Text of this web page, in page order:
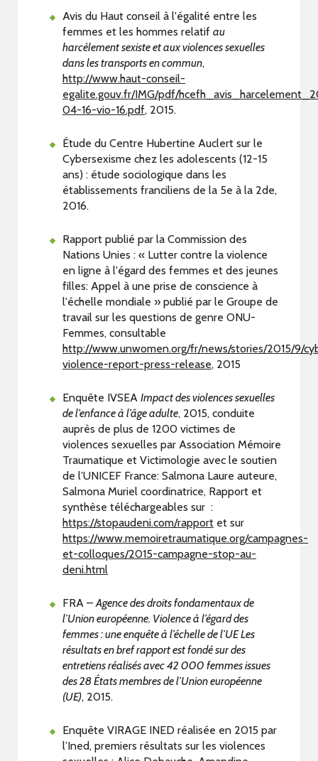
Avis du Haut conseil à l'égalité entre les
femmes et les hommes relatif au
harcèlement sexiste et aux violences sexuelles
dans les transports en commun,
http://www.haut-conseil-
egalite.gouv.fr/IMG/pdf/
04-16-vio-16.pdf, 2015.
Étude du Centre Hubertine Auclert sur le
Cybersexisme chez les adolescents (12-15
ans) : étude sociologique dans les
établissements franciliens de la 5e à la 2de,
2016.
Rapport publié par la Commission des
Nations Unies : « Lutter contre la violence
en ligne à l'égard des femmes et des jeunes
filles: Appel à une prise de conscience à
l'échelle mondiale » publié par le Groupe de
travail sur les questions de genre ONU-
Femmes, consultable
http://www.unwomen.org/fr/news/stories/2015/9/
violence-report-press-release, 2015
Enquête IVSEA Impact des violences sexuelles
de l’enfance à l’âge adulte, 2015, conduite
auprès de plus de 1200 victimes de
violences sexuelles par Association Mémoire
Traumatique et Victimologie avec le soutien
de l’UNICEF France: Salmona Laure auteure,
Salmona Muriel coordinatrice, Rapport et
synthèse téléchargeables sur :
https://stopaudeni.com/rapport et sur
https://www.memoiretraumatique.org/campagnes-
et-colloques/2015-campagne-stop-au-
deni.html
FRA –Agence des droits fondamentaux de
l’Union européenne. Violence à l’égard des
femmes : une enquête à l’échelle de l’UE Les
résultats en bref rapport est fondé sur des
entretiens réalisés avec 42 000 femmes issues
des 28 États membres de l’Union européenne
(UE), 2015.
Enquête VIRAGE INED réalisée en 2015 par
l’Ined, premiers résultats sur les violences